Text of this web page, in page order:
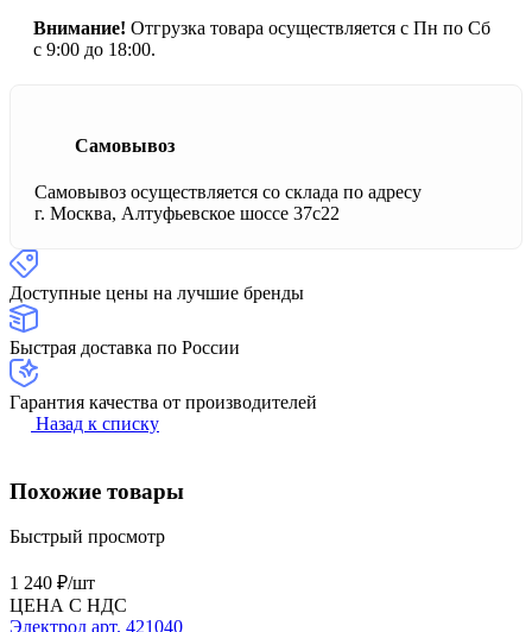
Внимание! Отгрузка товара осуществляется с Пн по Сб
с 9:00 до 18:00.
Самовывоз
Самовывоз осуществляется со склада по адресу
г. Москва, Алтуфьевское шоссе 37с22
Доступные цены на лучшие бренды
Быстрая доставка по России
Гарантия качества от производителей
Назад к списку
Похожие товары
Быстрый просмотр
1 240 ₽/шт
ЦЕНА С НДС
Электрод арт. 421040